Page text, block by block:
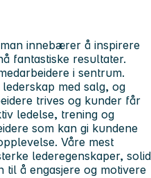
innebærer å inspirere
fantastiske resultater.
i sentrum.
med salg, og
trives og kunder får
ledelse, trening og
som kan gi kundene
Våre mest
lederegenskaper, solid
til å engasjere og motivere